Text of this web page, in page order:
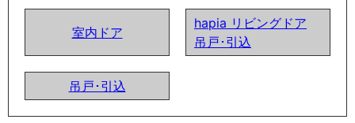
室内ドア
hapia リビングドア
吊戸･引込
吊戸･引込